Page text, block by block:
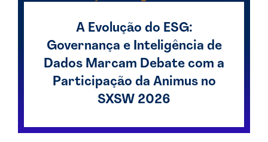
A Evolução do ESG:
Governança e Inteligência de
Dados Marcam Debate com a
Participação da Animus no
SXSW 2026